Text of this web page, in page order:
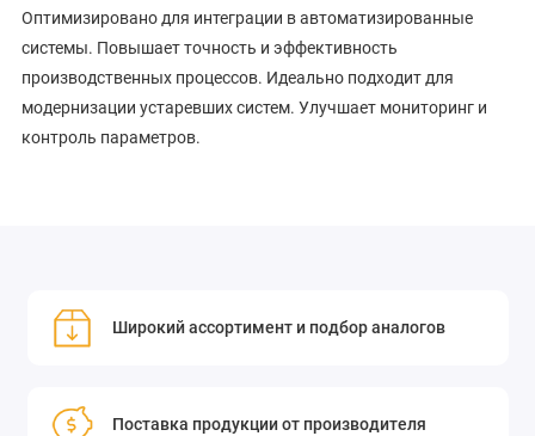
Оптимизировано для интеграции в автоматизированные
системы. Повышает точность и эффективность
производственных процессов. Идеально подходит для
модернизации устаревших систем. Улучшает мониторинг и
контроль параметров.
Широкий ассортимент и подбор аналогов
Поставка продукции от производителя